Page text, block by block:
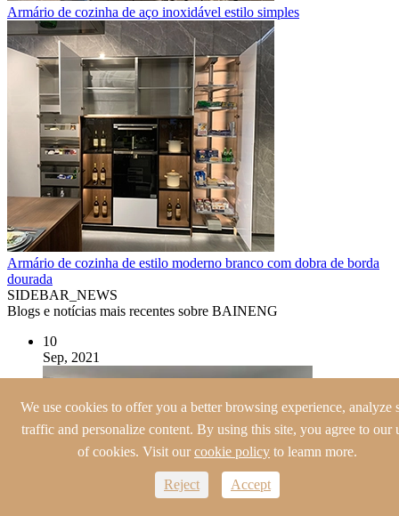
Armário de cozinha de aço inoxidável estilo simples
Armário de cozinha de estilo moderno branco com dobra de borda
dourada
SIDEBAR_NEWS
Blogs e notícias mais recentes sobre BAINENG
10
Sep, 2021
We use cookies to offer you a better browsing experience, analyze
traffic and personalize content. By using this site, you agree to our
of cookies. Visit ourcookie policy to leamn more.
Reject Accept